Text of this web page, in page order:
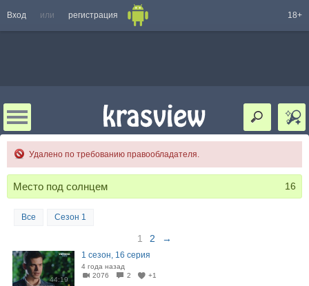
Вход или регистрация 18+
Удалено по требованию правообладателя.
Место под солнцем 16
Все Сезон 1
1 2 →
44:19
1 сезон, 16 серия
4 года назад
2076
2 +1